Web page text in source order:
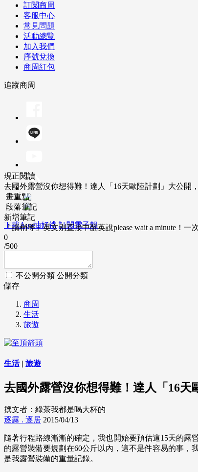
訂閱商周
客服中心
常見問題
活動總覽
加入我們
序號兌換
商周紅包
追蹤商周
下載App抽好禮 訂閱電子報
現正閱讀
去國外露營沒你想得難！達人「16天歐陸計劃」大公開
畫重點
段落筆記
新增筆記
「請稍等」英文別直接中翻英說please wait a minute！一
0
/500
不公開分類 公開分類
儲存
商周
生活
旅遊
生活| 旅遊
去國外露營沒你想得難！達人「16
撰文者：綠茶我都是喝大杯的
逐露 . 逐居 2015/04/13
隨著行程路線漸漸的確定，我也開始要預估這15天的露
的露營裝備要規劃在60公斤以內，這不是件容易的事，
是我露營裝備的重量記錄。